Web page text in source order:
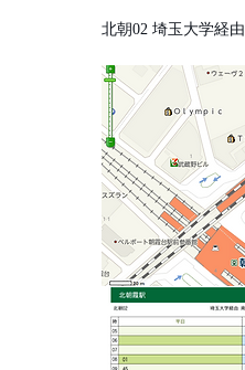
北朝02 埼玉大学経